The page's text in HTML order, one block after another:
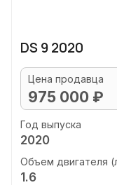
DS 9 2020
Цена продавца
975 000 ₽
Год выпуска
2020
Объем двигателя
1.6